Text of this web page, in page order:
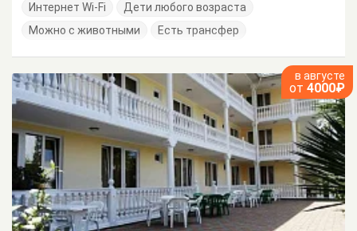
Интернет Wi-Fi
Дети любого возраста
Можно с животными
Есть трансфер
в августе
от 4000₽